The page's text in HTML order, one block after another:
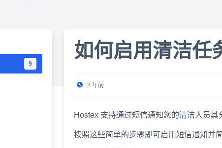
9
如何启用清洁任
2 年前
Hostex 支持通过短信通知您的清洁人员其
按照这些简单的步骤即可启用短信通知并